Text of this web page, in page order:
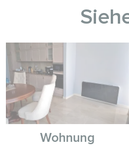
Wohnung